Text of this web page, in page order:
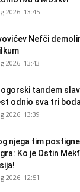
2026. 13:45
Nefči
2026. 13:43
tandem
odnio sva tri boda
2026. 13:39
njega tim
Ko je Ostin
2026. 12:51